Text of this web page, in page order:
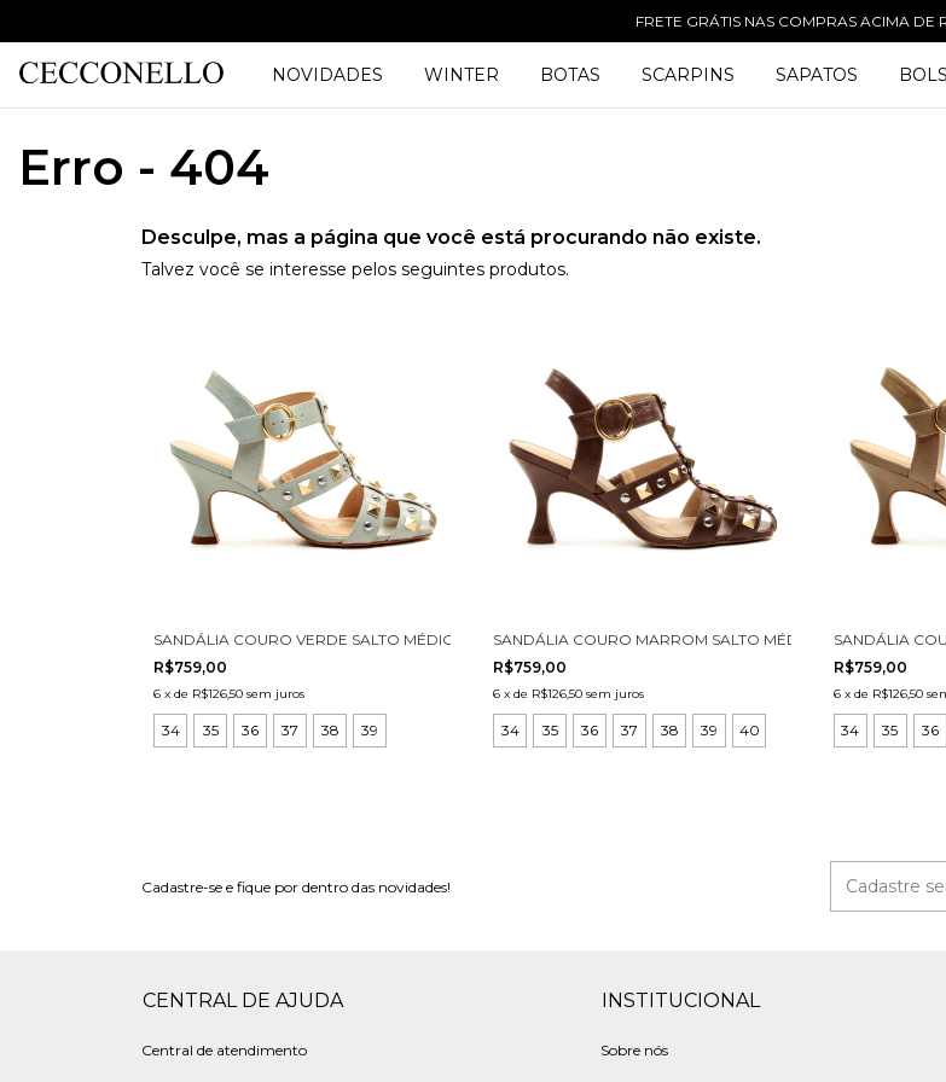
FRETE GRÁTIS NAS COMPRAS ACIMA DE
NOVIDADES WINTER BOTAS SCARPINS SAPATOS
Erro - 404
Desculpe, mas a página que você está procurando não existe.
Talvez você se interesse pelos seguintes produtos.
SANDÁLIA COURO VERDE SALTO MÉDIO CECCONELLO 3031001-2
R$759,00
6 x de R$126,50 sem juros
34 35 36 37 38 39
SANDÁLIA COURO MARROM SALTO MÉDIO CECCONELLO
R$759,00
6 xde R$126,50 sem juros
34 35 36 37 38 39 40
SANDÁLIA
R$759,00
6 x de R$126,50
34 35 36
Cadastre-se e fique por dentro das novidades!
CENTRAL DE AJUDA
Central de atendimento
INSTITUCIONAL
Sobre nós